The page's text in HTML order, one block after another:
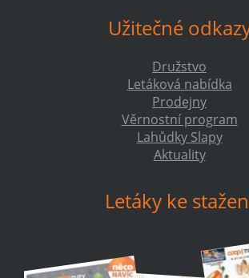
Užitečné
Družstvo
Letáková nabídka
Prodejny
Věrnostní program
Lahůdky Slapy
Aktuality
Letáky ke